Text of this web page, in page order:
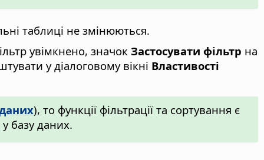
таблиці не змінюються.
увімкнено, значок Застосувати фільтр на
у діалоговому вікні Властивості
), то функції фільтрації та сортування є
базу даних.